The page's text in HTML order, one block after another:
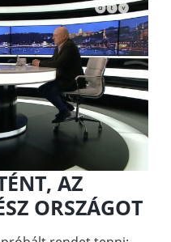
AZ
ORSZÁGOT